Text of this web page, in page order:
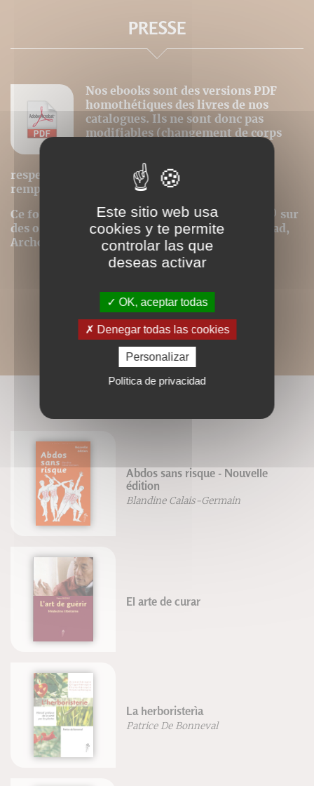
PRESSE
Nos ebooks sont des versions PDF
homothétiques des livres de nos
catalogues. Ils ne sont donc pas
modifiables (changement de corps
images). La pagination est donc
respectée et la première page du livre est
remplacée par la couverture.
Ce format peut être lu par le logiciel Acrobat © sur
des ordinateurs ou tablettes tactiles de type iPad,
Archos, Asus ou autres.
Abdos sans risque - Nouvelle
édition
Blandine Calais-Germain
El arte de curar
La herboristerìa
Patrice De Bonneval
Este sitio web usa
cookies y te permite
controlar las que
deseas activar
OK, aceptar todas
Denegar todas las cookies
Personalizar
Política de privacidad